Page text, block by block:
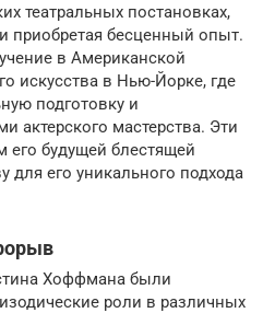
театральных постановках,
приобретая бесценный опыт.
в Американской
искусства в Нью-Йорке, где
подготовку и
актерского мастерства. Эти
его будущей блестящей
для его уникального подхода
Хоффмана были
роли в различных